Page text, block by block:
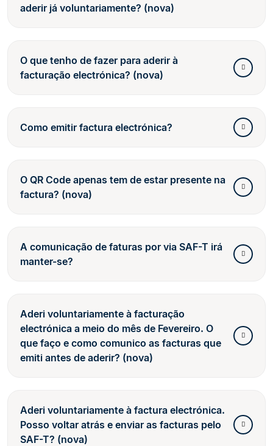
aderir já voluntariamente? (nova)
O que tenho de fazer para aderir à
facturação electrónica? (nova)
Como emitir factura electrónica?
O QR Code apenas tem de estar presente na
factura? (nova)
A comunicação de faturas por via SAF-T irá
manter-se?
Aderi voluntariamente à facturação
electrónica a meio do mês de Fevereiro. O
que faço e como comunico as facturas que
emiti antes de aderir? (nova)
Aderi voluntariamente à factura electrónica.
Posso voltar atrás e enviar as facturas pelo
SAF-T? (nova)